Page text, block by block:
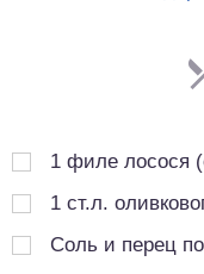
1 филе лосося
1 ст.л.
Соль и перец